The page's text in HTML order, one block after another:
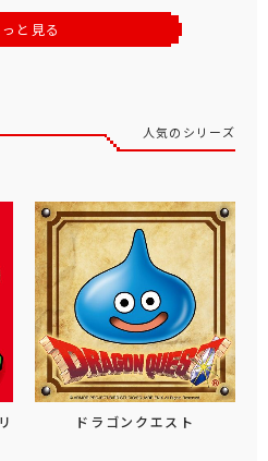
と見る
人気のシリーズ
ドラゴンクエスト